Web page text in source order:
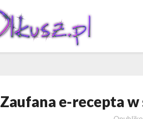
Zaufana e-recepta